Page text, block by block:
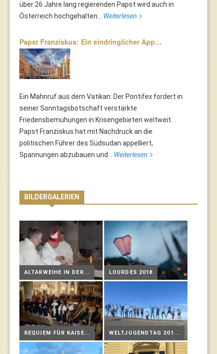
über 26 Jahre lang regierenden Papst wird auch in
Österreich hochgehalten... Weiterlesen
Papst Franziskus: Ein eindringlicher App…
Ein Mahnruf aus dem Vatikan: Der Pontifex fordert in
seiner Sonntagsbotschaft verstärkte
Friedensbemühungen in Krisengebieten weltweit.
Papst Franziskus hat mit Nachdruck an die
politischen Führer des Südsudan appelliert,
Spannungen abzubauen und... Weiterlesen
BILDERGALERIEN
ALTARWEIHE IN DER... LOURDES 2018
REQUIEM FÜR KAISE... WELTJUGENDTAG 201...